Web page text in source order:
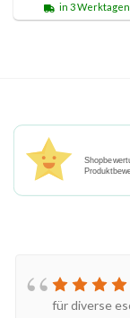
in 3
für diverse